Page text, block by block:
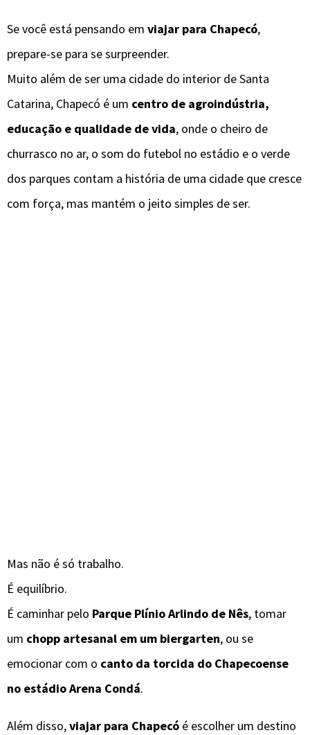
Se você está pensando em viajar para Chapecó,
prepare-se para se surpreender.
Muito além de ser uma cidade do interior de Santa
Catarina, Chapecó é um centro de agroindústria,
educação e qualidade de vida, onde o cheiro de
churrasco no ar, o som do futebol no estádio e o verde
dos parques contam a história de uma cidade que cresce
com força, mas mantém o jeito simples de ser.
Mas não é só trabalho.
É equilíbrio.
É caminhar pelo Parque Plínio Arlindo de Nês, tomar
um chopp artesanal em um biergarten, ou se
emocionar com o canto da torcida do Chapecoense
no estádio Arena Condá.
Além disso,viajar para Chapecó é escolher um destino